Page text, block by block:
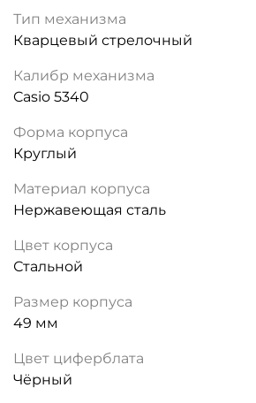
Тип механизма
Кварцевый стрелочный
Калибр механизма
Casio 5340
Форма корпуса
Круглый
Материал корпуса
Нержавеющая сталь
Цвет корпуса
Стальной
Размер корпуса
49 мм
Цвет циферблата
Чёрный